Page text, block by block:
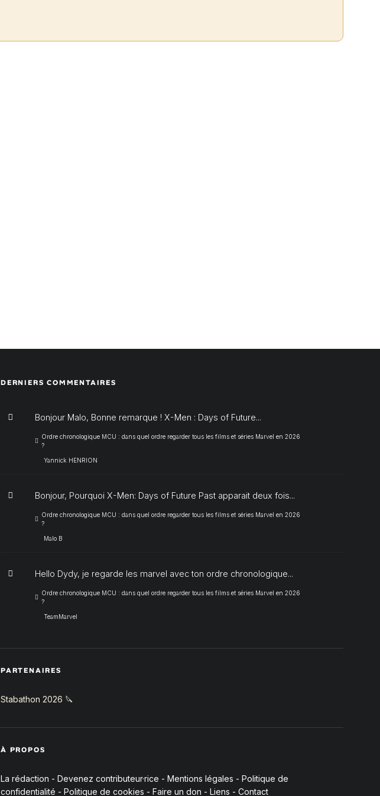
DERNIERS COMMENTAIRES
Bonjour Malo, Bonne remarque ! X-Men : Days of Future...
Ordre chronologique MCU : dans quel ordre regarder tous les films et séries Marvel en 2026
?
Yannick HENRION
Bonjour, Pourquoi X-Men: Days of Future Past apparait deux fois...
Ordre chronologique MCU : dans quel ordre regarder tous les films et séries Marvel en 2026
?
Malo B
Hello Dydy, je regarde les marvel avec ton ordre chronologique...
Ordre chronologique MCU : dans quel ordre regarder tous les films et séries Marvel en 2026
?
TeamMarvel
PARTENAIRES
Stabathon 2026 🔪
À PROPOS
La rédaction - Devenez contributeur·rice - Mentions légales - Politique de
confidentialité - Politique de cookies - Faire un don - Liens - Contact